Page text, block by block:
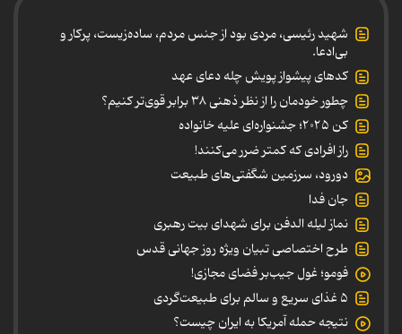
شهید رئیسی، مردی بود از جنس مردم، ساده‌زیست، پرکار و
بی‌ادعا.
کدهای پیشواز پویش چله دعای عهد
چطور خودمان را از نظر ذهنی ۳۸ برابر قوی‌تر کنیم؟
کن ۲۰۲۵؛ جشنواره‌ای علیه خانواده
راز افرادی که کمتر ضرر می‌کنند!
دورود، سرزمین شگفتی‌های طبیعت
جان فدا
نماز لیله الدفن برای شهدای بیت رهبری
طرح اختصاصی تبیان ویژه روز جهانی قدس
فومو؛ غول جیب‌بر فضای مجازی!
۵ غذای سریع و سالم برای طبیعت‌گردی
نتیجه حمله آمریکا به ایران چیست؟